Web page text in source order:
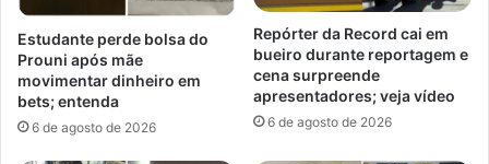
Estudante perde bolsa do
Prouni após mãe
movimentar dinheiro em
bets; entenda
6 de agosto de 2026
Repórter da Record cai em
bueiro durante reportagem e
cena surpreende
apresentadores; veja vídeo
6 de agosto de 2026